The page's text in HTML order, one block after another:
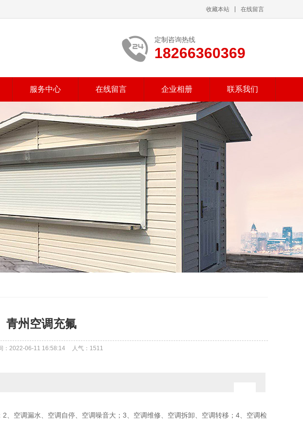
收藏本站 在线留言
定制咨询热线
18266360369
服务中心 在线留言 企业相册 联系我们
青州空调充氟
：2022-06-11 16:58:14 人气： 1511
、空调漏水、空调自停、空调噪音大；3、空调维修、空调拆卸、空调转移；4、空调检